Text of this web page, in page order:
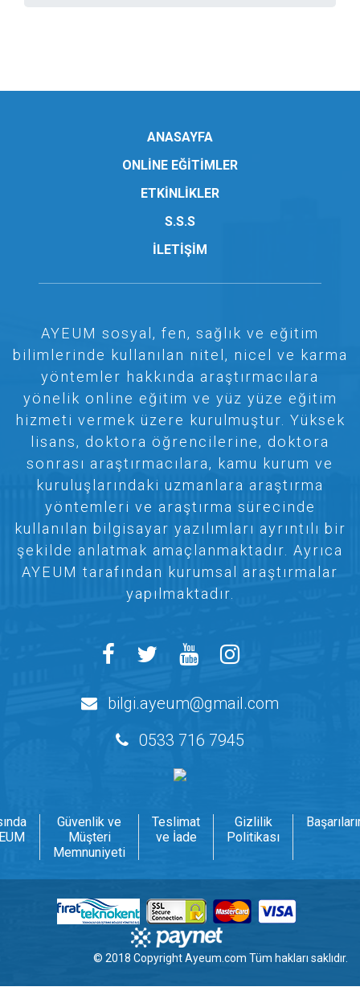
ANASAYFA
ONLİNE EĞİTİMLER
ETKİNLİKLER
S.S.S
İLETİŞİM
AYEUM sosyal, fen, sağlık ve eğitim
bilimlerinde kullanılan nitel, nicel ve karma
yöntemler hakkında araştırmacılara
yönelik online eğitim ve yüz yüze eğitim
hizmeti vermek üzere kurulmuştur. Yüksek
lisans, doktora öğrencilerine, doktora
sonrası araştırmacılara, kamu kurum ve
kuruluşlarındaki uzmanlara araştırma
yöntemleri ve araştırma sürecinde
kullanılan bilgisayar yazılımları ayrıntılı bir
şekilde anlatmak amaçlanmaktadır. Ayrıca
AYEUM tarafından kurumsal araştırmalar
yapılmaktadır.
bilgi.ayeum@gmail.com
0533 716 7945
Güvenlik ve
Müşteri
Memnuniyeti
Teslimat
ve İade
Gizlilik
Politikası
© 2018 CopyrightAyeum.com Tüm hakları saklıdır.